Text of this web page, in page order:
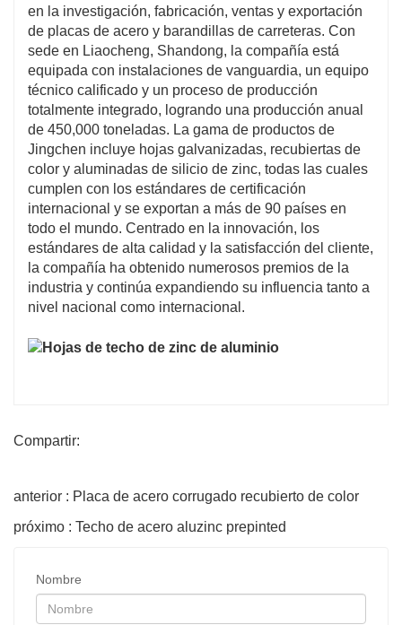
en la investigación, fabricación, ventas y exportación
de placas de acero y barandillas de carreteras. Con
sede en Liaocheng, Shandong, la compañía está
equipada con instalaciones de vanguardia, un equipo
técnico calificado y un proceso de producción
totalmente integrado, logrando una producción anual
de 450,000 toneladas. La gama de productos de
Jingchen incluye hojas galvanizadas, recubiertas de
color y aluminadas de silicio de zinc, todas las cuales
cumplen con los estándares de certificación
internacional y se exportan a más de 90 países en
todo el mundo. Centrado en la innovación, los
estándares de alta calidad y la satisfacción del cliente,
la compañía ha obtenido numerosos premios de la
industria y continúa expandiendo su influencia tanto a
nivel nacional como internacional.
Compartir:
anterior : Placa de acero corrugado recubierto de color
próximo : Techo de acero aluzinc prepinted
Nombre